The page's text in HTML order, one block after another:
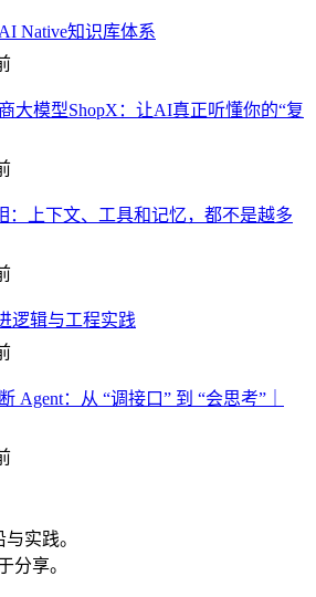
Native知识库体系
大模型ShopX：让AI真正听懂你的“复
：上下文、工具和记忆，都不是越多
逻辑与工程实践
Agent：从 “调接口” 到 “会思考”｜
实践。
分享。